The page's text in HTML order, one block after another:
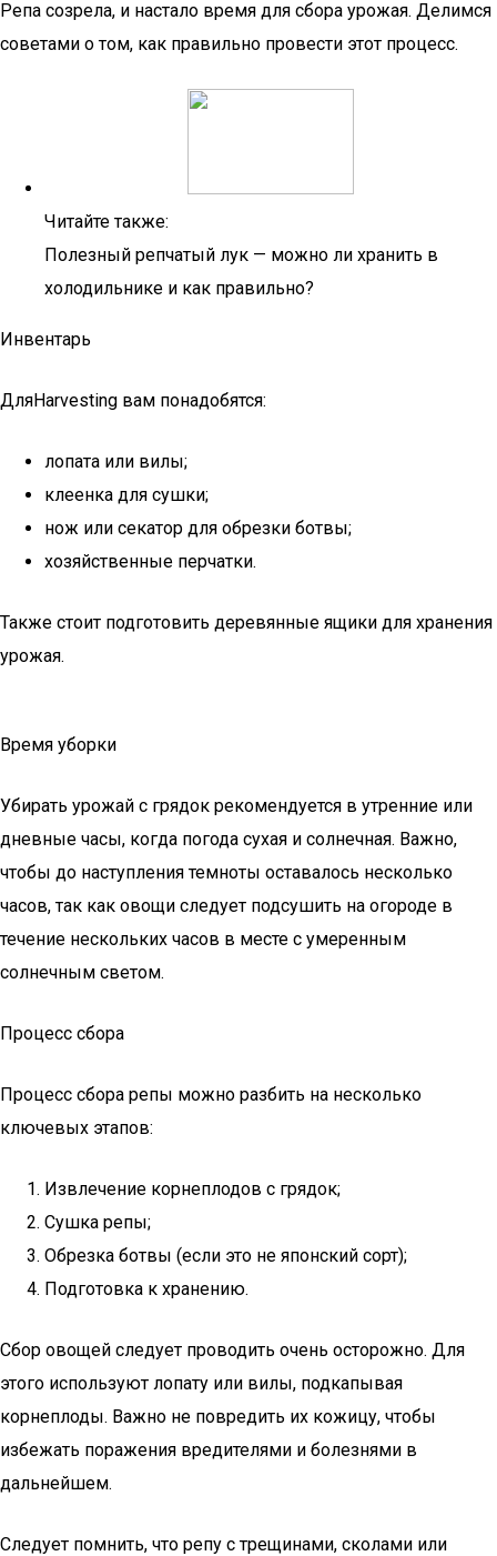
Репа созрела, и настало время для сбора урожая. Делимся
советами о том, как правильно провести этот процесс.
Читайте также:
Полезный репчатый лук — можно ли хранить в
холодильнике и как правильно?
Инвентарь
ДляHarvesting вам понадобятся:
лопата или вилы;
клеенка для сушки;
нож или секатор для обрезки ботвы;
хозяйственные перчатки.
Также стоит подготовить деревянные ящики для хранения
урожая.
Время уборки
Убирать урожай с грядок рекомендуется в утренние или
дневные часы, когда погода сухая и солнечная. Важно,
чтобы до наступления темноты оставалось несколько
часов, так как овощи следует подсушить на огороде в
течение нескольких часов в месте с умеренным
солнечным светом.
Процесс сбора
Процесс сбора репы можно разбить на несколько
ключевых этапов:
Извлечение корнеплодов с грядок;
Сушка репы;
Обрезка ботвы (если это не японский сорт);
Подготовка к хранению.
Сбор овощей следует проводить очень осторожно. Для
этого используют лопату или вилы, подкапывая
корнеплоды. Важно не повредить их кожицу, чтобы
избежать поражения вредителями и болезнями в
дальнейшем.
Следует помнить, что репу с трещинами, сколами или